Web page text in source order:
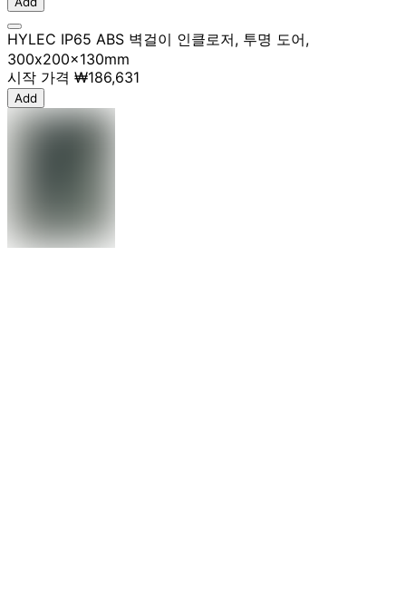
HYLEC IP65 ABS 벽걸이 인클로저, 투명 도어,
300x200x130mm
시작 가격 ₩186,631
Add